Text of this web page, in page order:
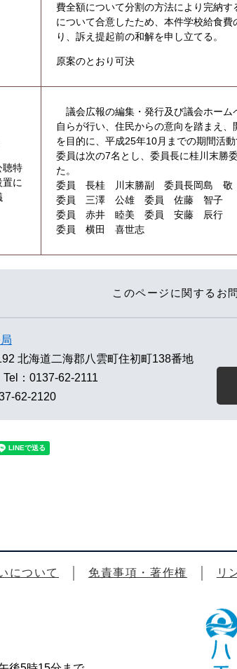
費全額について分割の方法により完納
について合意したため、本件学校給食
り、訴え提起前の和解を申し立てる。
原案のとおり可決
聴特
置に
議会広報の編集・発行及び議会ホーム
自らが行い、住民からの意向を踏まえ
を目的に、平成25年10月までの期間活動
委員は次の7名とし、委員長に桂川末勝
た。
委員 長桂 川末勝副 委員長岡島 敬（
委員 三澤 公雄 委員 佐藤 智子
委員 赤井 睦美 委員 安藤 辰行
委員 横田 喜世志
このページに関するお
北海道二海郡八雲町住初町138番地
Tel：0137-62-2111
62-2120
について 免責事項・著作権 リ